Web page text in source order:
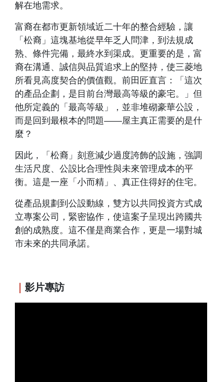
解在地需求。
富裔在都市更新領域近二十年的整合經驗，讓
「松裔」這塊基地從早年乏人問津，到法規成
熟、條件完備，最終水到渠成。更重要的是，富
裔在溝通、誠信與品質追求上的堅持，使三菱地
所看見高度契合的價值觀。前田匠直言：「這次
的產品企劃，是目前台灣最高等級的豪宅。」但
他所定義的「最高等級」，並非堆砌豪華公設，
而是回到最根本的問題——屋主真正需要的是什
麼？
因此，「松裔」刻意減少過度誇飾的設施，強調
生活尺度、公設比合理性與未來管理成本的平
衡。這是一座「小而精」、真正住得好的住宅。
從產品規劃到公設動線，雙方以共同投資方式成
立專案公司，緊密協作，使這案子呈現出跨國共
創的成熟度。這不僅是商業合作，更是一場對城
市未來的共同承諾。
影片專訪